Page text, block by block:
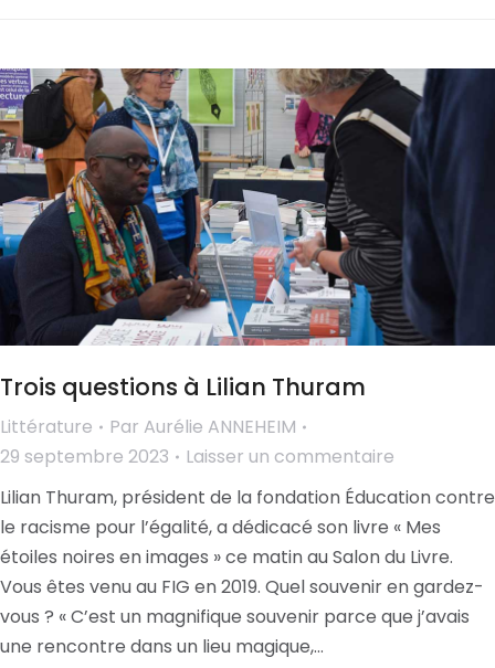
Trois questions à Lilian Thuram
Littérature Par Aurélie ANNEHEIM
29 septembre 2023
Laisser un commentaire
Lilian Thuram, président de la fondation Éducation contre
le racisme pour l’égalité, a dédicacé son livre « Mes
étoiles noires en images » ce matin au Salon du Livre.
Vous êtes venu au FIG en 2019. Quel souvenir en gardez-
vous ? « C’est un magnifique souvenir parce que j’avais
une rencontre dans un lieu magique,…